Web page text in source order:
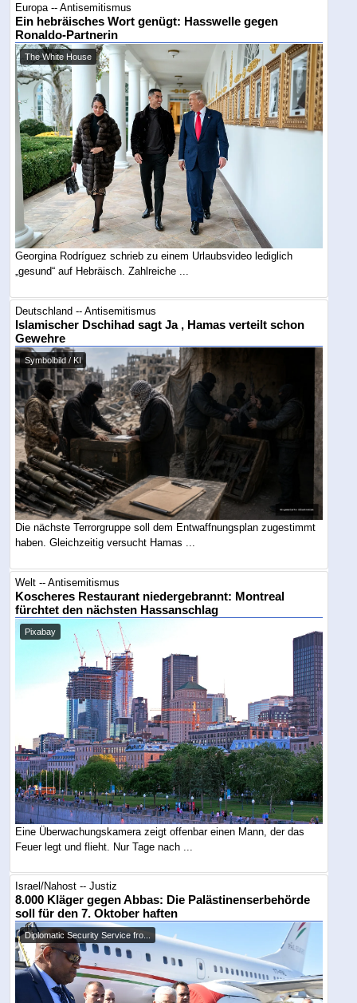
Europa -- Antisemitismus
Ein hebräisches Wort genügt: Hasswelle gegen
Ronaldo-Partnerin
The White House
Georgina Rodríguez schrieb zu einem Urlaubsvideo lediglich
„gesund“ auf Hebräisch. Zahlreiche ...
Deutschland -- Antisemitismus
Islamischer Dschihad sagt Ja , Hamas verteilt schon
Gewehre
Symbolbild / KI
Die nächste Terrorgruppe soll dem Entwaffnungsplan zugestimmt
haben. Gleichzeitig versucht Hamas ...
Welt -- Antisemitismus
Koscheres Restaurant niedergebrannt: Montreal
fürchtet den nächsten Hassanschlag
Pixabay
Eine Überwachungskamera zeigt offenbar einen Mann, der das
Feuer legt und flieht. Nur Tage nach ...
Israel/Nahost -- Justiz
8.000 Kläger gegen Abbas: Die Palästinenserbehörde
soll für den 7. Oktober haften
Diplomatic Security Service fro...